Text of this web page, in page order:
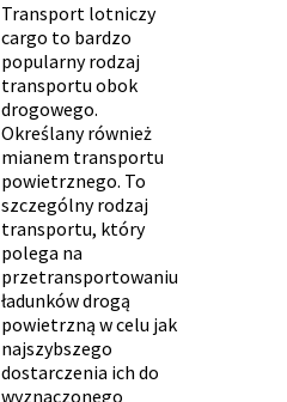
Transport lotniczy
cargo to bardzo
popularny rodzaj
transportu obok
drogowego.
Określany również
mianem transportu
powietrznego. To
szczególny rodzaj
transportu, który
polega na
przetransportowaniu
ładunków drogą
powietrzną w celu jak
najszybszego
dostarczenia ich do
wyznaczonego